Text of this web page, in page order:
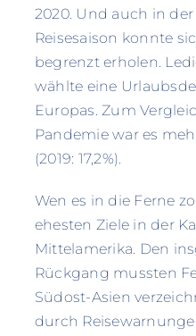
2020. Und auch in
Reisesaison konnte
begrenzt erholen.
wählte eine
Europas. Zum
Pandemie war es
(2019: 17,2%).
Wen es in die Ferne
ehesten Ziele in der
Mittelamerika. Den
Rückgang mussten
Südost-Asien
durch